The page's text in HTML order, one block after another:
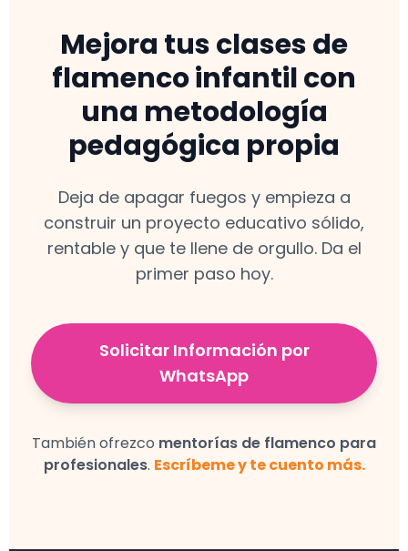
Mejora tus clases de
flamenco infantil con
una metodología
pedagógica propia
Deja de apagar fuegos y empieza a
construir un proyecto educativo sólido,
rentable y que te llene de orgullo. Da el
primer paso hoy.
Solicitar Información por
WhatsApp
También ofrezco mentorías de flamenco para
profesionales. Escríbeme y te cuento más.